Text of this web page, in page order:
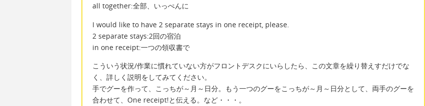
all together:全部、いっぺんに
I would like to have 2 separate stays in one receipt, please.
2 separate stays:2回の宿泊
in one receipt:一つの領収書で
こういう状況/作業に慣れていない方がフロントデスクにいらしたら、この文章を繰り替えすだけでな
く、詳しく説明をしてみてください。
手でグーを作って、こっちが～月～日分。もう一つのグーをこっちが～月～日分として、両手のグーを
合わせて、One receipt!と伝える。など・・・。